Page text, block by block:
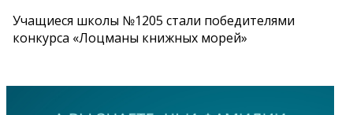
Учащиеся школы №1205 стали победителями
конкурса «Лоцманы книжных морей»